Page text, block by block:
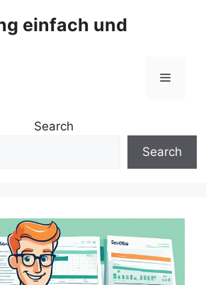
einfach und
Menü
Search
Search